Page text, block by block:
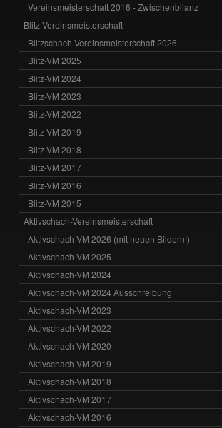
Vereinsmeisterschaft 2016 - Zwischenbilanz
Blitz-Vereinsmeisterschaft
Blitzschach-Vereinsmeisterschaft 2026
Blitz-VM 2025
Blitz-VM 2024
Blitz-VM 2023
Blitz-VM 2022
Blitz-VM 2019
Blitz-VM 2018
Blitz-VM 2017
Blitz-VM 2016
Blitz-VM 2015
Aktivschach-Vereinsmeisterschaft
Aktivschach-VM 2026 (mit neuen Bildern!)
Aktivschach-VM 2025
Aktivschach-VM 2024
Aktivschach-VM 2024 Ausschreibung
Aktivschach-VM 2023
Aktivschach-VM 2022
Aktivschach-VM 2020
Aktivschach-VM 2019
Aktivschach-VM 2018
Aktivschach-VM 2017
Aktivschach-VM 2016